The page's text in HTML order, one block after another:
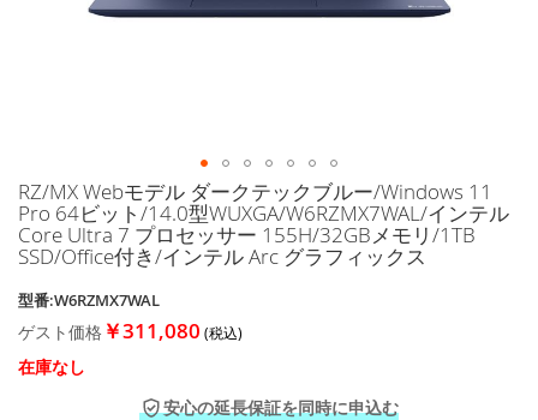
イ
メ
ー
ジ
ャ
ラ
リ
ー
RZ/MX Webモデル ダークテックブルー/Windows 11
Pro 64ビット/14.0型WUXGA/W6RZMX7WAL/インテル
Core Ultra 7 プロセッサー 155H/32GBメモリ/1TB
SSD/Office付き/インテル Arc グラフィックス
型番:W6RZMX7WAL
ゲスト価格 ￥311,080
在庫なし
安心の延長保証を同時に申込む